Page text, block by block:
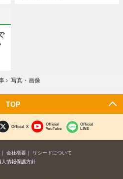
› 写真・画像
TOP
Official X
Official
YouTube
Official
LINE
会社概要
リシードについて
人情報保護方針